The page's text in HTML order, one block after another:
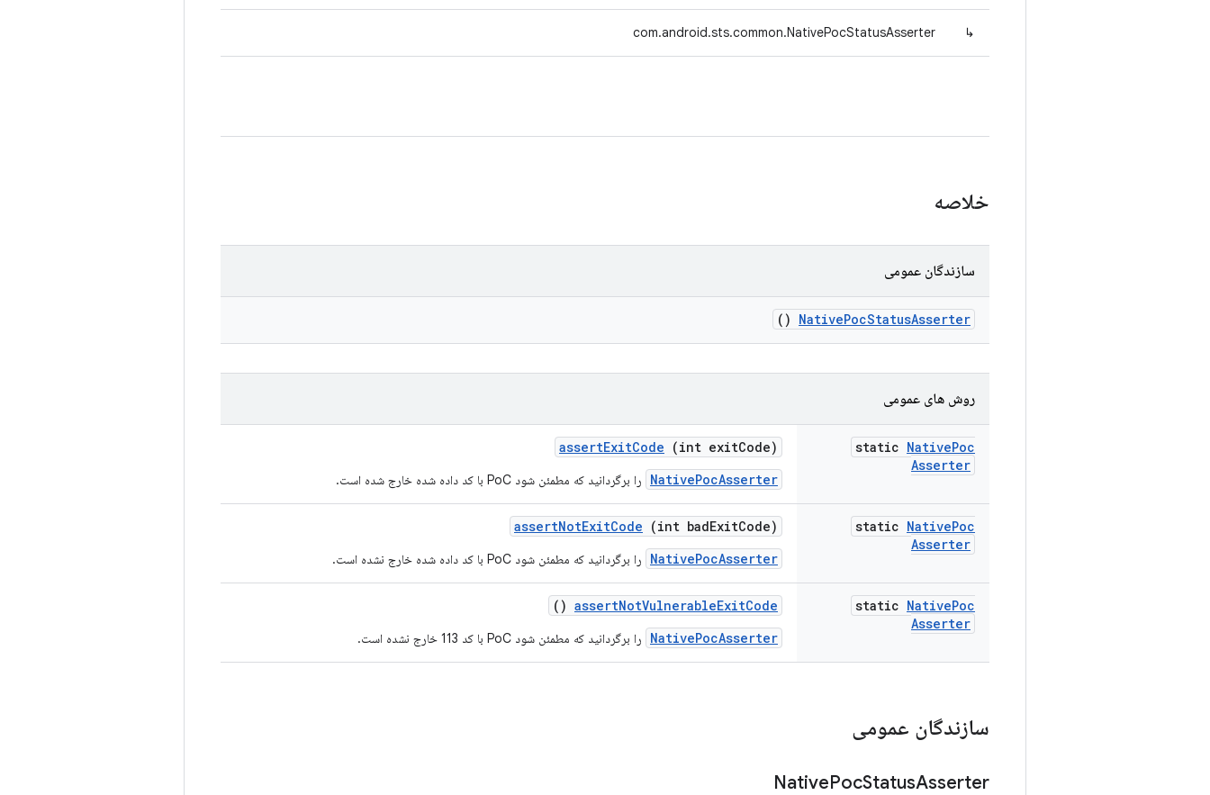
↳
com.android.sts.common.NativePocStatusAsserter
خلاصه
سازندگان عمومی
NativePocStatusAsserter
()
روش های عمومی
static NativePoc
Asserter
assertExitCode (int exitCode)
NativePocAsserter
را برگردانید که مطمئن شود PoC با کد داده شده خارج شده است.
static NativePoc
Asserter
assertNotExitCode (int badExitCode)
NativePocAsserter
را برگردانید که مطمئن شود PoC با کد داده شده خارج نشده است.
static NativePoc
Asserter
assertNotVulnerableExitCode
()
NativePocAsserter
را برگردانید که مطمئن شود PoC با کد 113 خارج نشده است.
سازندگان عمومی
NativePocStatusAsserter